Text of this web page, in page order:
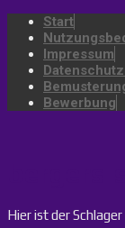
Start
Impressum
Bewerbung
Hier ist der